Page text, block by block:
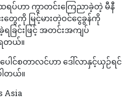
ပ်ဟာ ကွာတင်းကြေညာခဲ့တဲ့ မီနီ
ကို မြင့်မားတဲ့ဝင်ငွေခွန်ကို
ရခြင်းဖြင့် အတင်းအကျပ်
ရတယ်။
ါင်စတာလင်ဟာ ဒေါ်လာနှင့်ယှဉ်ရင်
ါတယ်။
Asia